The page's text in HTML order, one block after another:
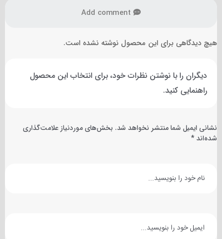
Add comment
هیچ دیدگاهی برای این محصول نوشته نشده است.
دیگران را با نوشتن نظرات خود، برای انتخاب این محصول
راهنمایی کنید.
نشانی ایمیل شما منتشر نخواهد شد. بخش‌های موردنیاز علامت‌گذاری
شده‌اند *